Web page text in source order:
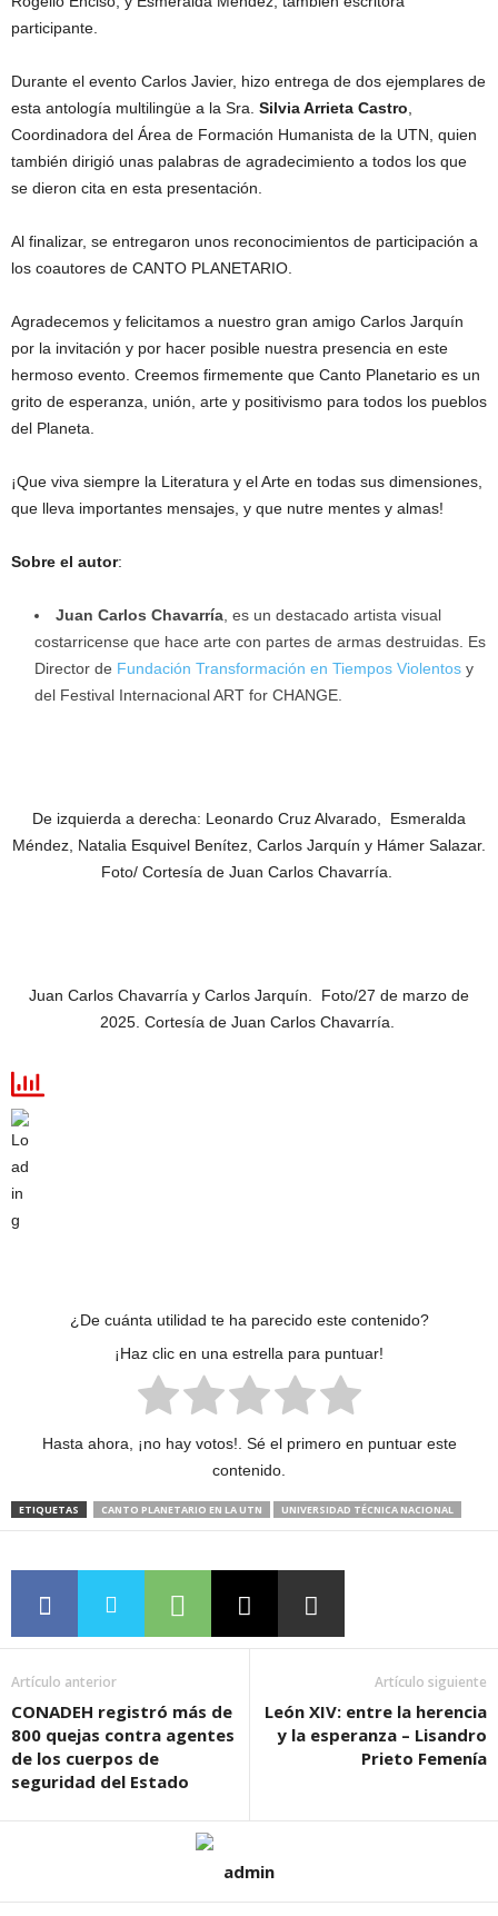
participante.
Durante el evento Carlos Javier, hizo entrega de dos ejemplares de
esta antología multilingüe a la Sra. Silvia Arrieta Castro
Coordinadora del Área de Formación Humanista de la UTN, quien
también dirigió unas palabras de agradecimiento a todos los que
se dieron cita en esta presentación.
Al finalizar, se entregaron unos reconocimientos de participación a
los coautores de CANTO PLANETARIO.
Agradecemos y felicitamos a nuestro gran amigo Carlos Jarquín
por la invitación y por hacer posible nuestra presencia en este
hermoso evento. Creemos firmemente que Canto Planetario es un
grito de esperanza, unión, arte y positivismo para todos los pueblos
del Planeta.
¡Que viva siempre la Literatura y el Arte en todas sus dimensiones,
que lleva importantes mensajes, y que nutre mentes y almas!
Sobre el autor:
Juan Carlos Chavarría , es un destacado artista visual
costarricense que hace arte con partes de armas destruidas. Es
Director de Fundación Transformación en Tiempos Violentos y
del Festival Internacional ART for CHANGE.
De izquierda a derecha: Leonardo Cruz Alvarado, Esmeralda
Méndez, Natalia Esquivel Benítez, Carlos Jarquín y Hámer Salazar.
Foto/ Cortesía de Juan Carlos Chavarría.
Juan Carlos Chavarría y Carlos Jarquín. Foto/27 de marzo de
2025. Cortesía de Juan Carlos Chavarría.
¿De cuánta utilidad te ha parecido este contenido?
¡Haz clic en una estrella para puntuar!
Hasta ahora, ¡no hay votos!. Sé el primero en puntuar este
contenido.
ETIQUETAS CANTO PLANETARIO EN LA UTN UNIVERSIDAD TÉCNICA NACIONAL
Artículo anterior
CONADEH registró más de
800 quejas contra agentes
de los cuerpos de
seguridad del Estado
Artículo siguiente
León XIV: entre la herencia
y la esperanza – Lisandro
Prieto Femenía
admin